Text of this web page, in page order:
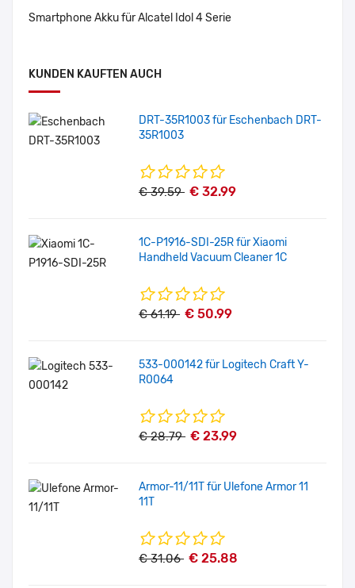
Smartphone Akku für Alcatel Idol 4 Serie
KUNDEN KAUFTEN AUCH
DRT-35R1003 für Eschenbach DRT-
35R1003
€ 39.59 € 32.99
1C-P1916-SDI-25R für Xiaomi
Handheld Vacuum Cleaner 1C
€ 61.19 € 50.99
533-000142 für Logitech Craft Y-
R0064
€ 28.79 € 23.99
Armor-11/11T für Ulefone Armor 11
11T
€ 31.06 € 25.88